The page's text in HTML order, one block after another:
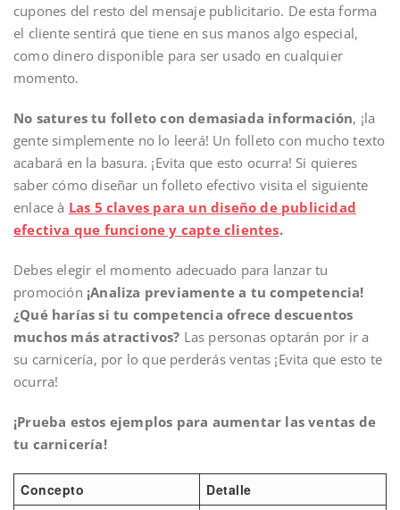
cupones del resto del mensaje publicitario. De esta forma
el cliente sentirá que tiene en sus manos algo especial,
como dinero disponible para ser usado en cualquier
momento.
No satures tu folleto con demasiada información, ¡la
gente simplemente no lo leerá! Un folleto con mucho texto
acabará en la basura. ¡Evita que esto ocurra! Si quieres
saber cómo diseñar un folleto efectivo visita el siguiente
enlace à Las 5 claves para un diseño de publicidad
efectiva que funcione y capte clientes.
Debes elegir el momento adecuado para lanzar tu
promoción ¡Analiza previamente a tu competencia!
¿Qué harías si tu competencia ofrece descuentos
muchos más atractivos? Las personas optarán por ir a
su carnicería, por lo que perderás ventas ¡Evita que esto te
ocurra!
¡Prueba estos ejemplos para aumentar las ventas de
tu carnicería!
Concepto
Detalle